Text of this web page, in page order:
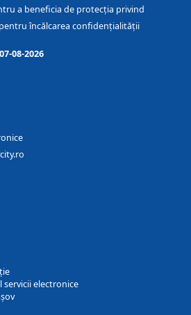
a beneficia de protecția privind
încălcarea confidențialității
07-08-2026
electronice